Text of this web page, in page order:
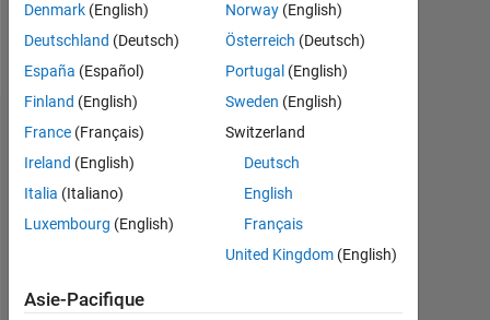
Follow
Tableau de bord
Statistiques
MATLAB Answers
Denmark (English)
Deutschland (Deutsch)
España (Español)
Finland (English)
France (Français)
Ireland (English)
Italia (Italiano)
Luxembourg (English)
Norway(English)
Österreich (Deutsch)
Portugal (English)
Sweden (English)
Switzerland
Deutsch
English
Français
United Kingdom(English)
Asie-Pacifique